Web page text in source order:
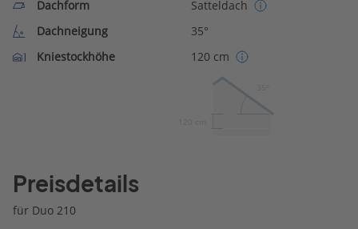
Dachform
Satteldach
Dachneigung
35°
Kniestockhöhe
120 cm
Preisdetails
für Duo 210